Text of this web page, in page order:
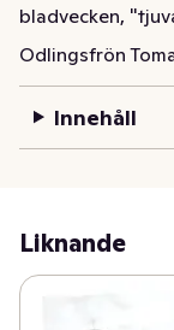
bladvecken,
Odlingsfrön
Innehåll
Liknande